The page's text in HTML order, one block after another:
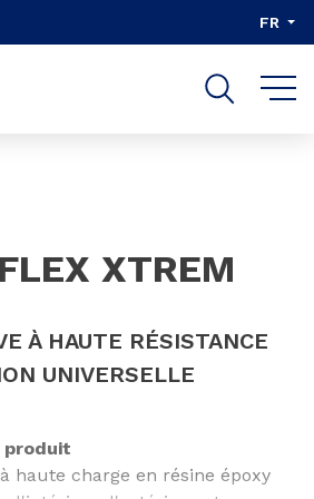
FR
XTREM
À HAUTE RÉSISTANCE
UNIVERSELLE
produit
haute charge en résine époxy